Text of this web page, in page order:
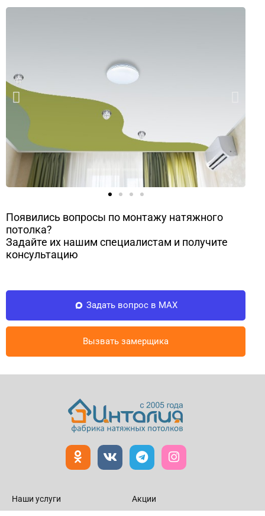
Появились вопросы по монтажу натяжного
потолка?
Задайте их нашим специалистам и получите
консультацию
Задать вопрос в MAX
Вызвать замерщика
Наши услуги
Акции